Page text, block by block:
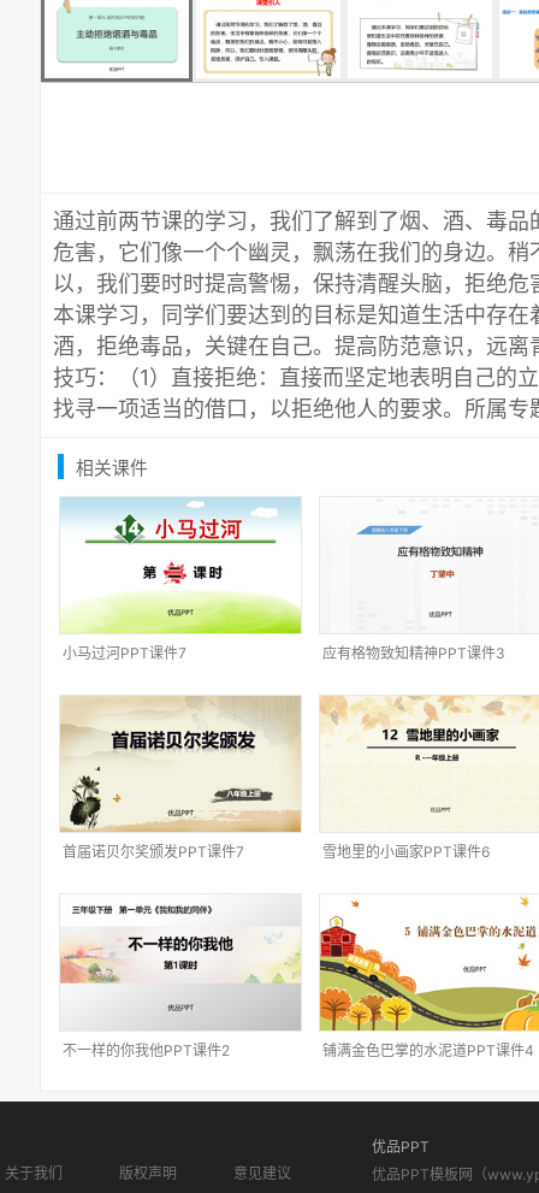
通过前两节课的学习，我们了解到了烟、酒、毒
危害，它们像一个个幽灵，飘荡在我们的身边。
以，我们要时时提高警惕，保持清醒头脑，拒绝
本课学习，同学们要达到的目标是知道生活中存
酒，拒绝毒品，关键在自己。提高防范意识，远
技巧：（1）直接拒绝：直接而坚定地表明自己的
找寻一项适当的借口，以拒绝他人的要求。所属专
相关课件
小马过河PPT课件7 应有格物致知精神PPT课件3
首届诺贝尔奖颁发PPT课件7 雪地里的小画家PPT课件6
不一样的你我他PPT课件2 铺满金色巴掌的水泥道PPT课件4
关于我们 版权声明 意见建议
优品PPT
优品PPT模板网（